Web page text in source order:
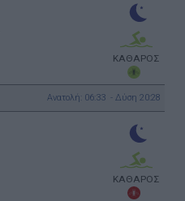
ΚΑΘΑΡΟΣ
Ανατολή: 06:33 - Δύση 20:28
ΚΑΘΑΡΟΣ